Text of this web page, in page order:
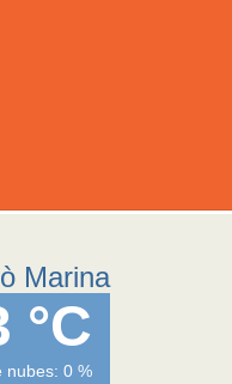
Marina
°C
nubes: 0 %